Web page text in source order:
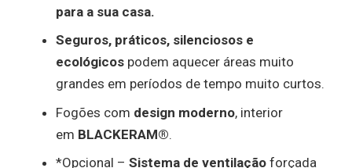
para a sua casa.
Seguros, práticos, silenciosos e
ecológicos podem aquecer áreas muito
grandes em períodos de tempo muito curtos.
Fogões com design moderno, interior
em BLACKERAM®.
*Opcional –Sistema de ventilação forçada